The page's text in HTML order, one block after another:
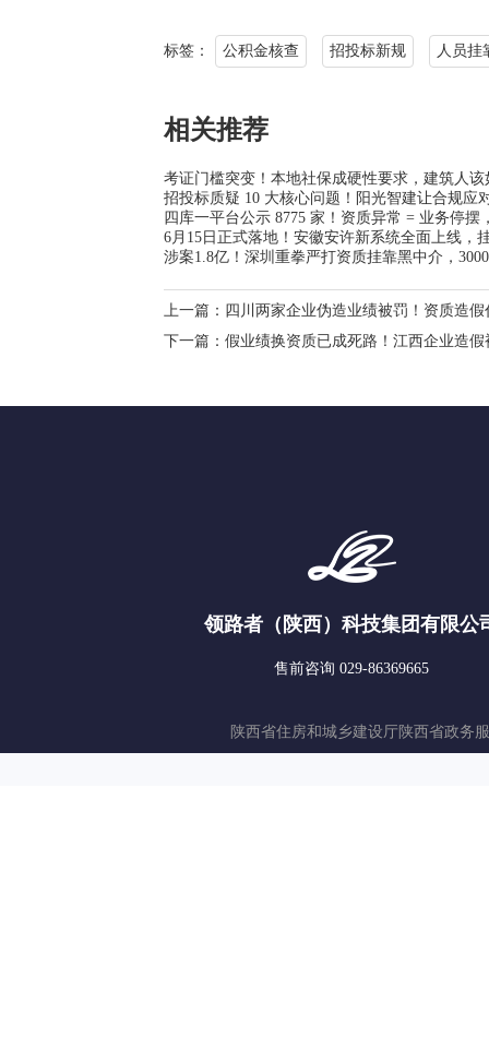
标签： 公积金核查 招投标新规 人员挂
相关推荐
考证门槛突变！本地社保成硬性要求，建筑人该
招投标质疑 10 大核心问题！阳光智建让合规应
四库一平台公示 8775 家！资质异常 = 业务停摆
6月15日正式落地！安徽安许新系统全面上线，
涉案1.8亿！深圳重拳严打资质挂靠黑中介，
上一篇： 四川两家企业伪造业绩被罚！资质造
下一篇： 假业绩换资质已成死路！江西企业造
领路者（陕西）科技集团有限公
售前咨询 029-86369665
陕西省住房和城乡建设厅陕西省政务